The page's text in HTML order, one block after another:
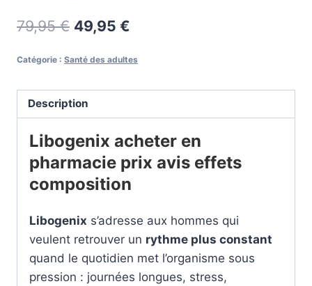
79,95€ Le
était :
79,95 €.
49,95 €
est :
49,95 €.
Catégorie : Santé des adultes
Description
Libogenix acheter en
pharmacie prix avis effets
composition
Libogenix s’adresse aux hommes qui
veulent retrouver un rythme plus constant
quand le quotidien met l’organisme sous
pression : journées longues, stress,